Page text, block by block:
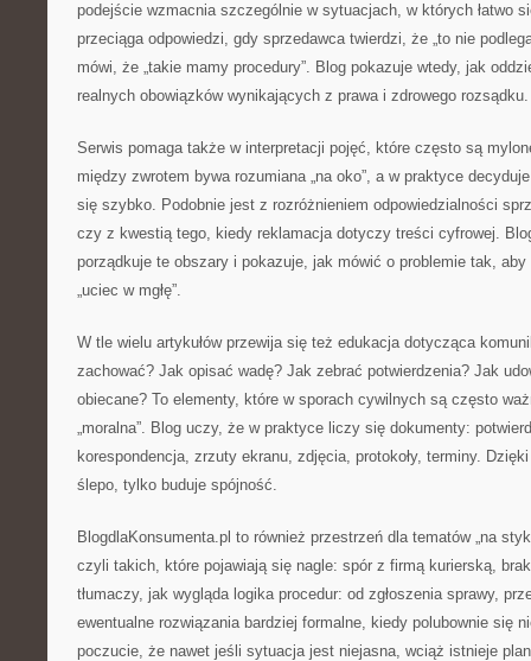
podejście wzmacnia szczególnie w sytuacjach, w których łatwo
przeciąga odpowiedzi, gdy sprzedawca twierdzi, że „to nie
mówi, że „takie mamy procedury”. Blog pokazuje wtedy, jak
realnych obowiązków wynikających z prawa i zdrowego rozsądku.
Serwis pomaga także w interpretacji pojęć, które często są
między zwrotem bywa rozumiana „na oko”, a w praktyce
się szybko. Podobnie jest z rozróżnieniem odpowiedzialności
czy z kwestią tego, kiedy reklamacja dotyczy treści cyfrowej.
porządkuje te obszary i pokazuje, jak mówić o problemie tak, aby
„uciec w mgłę”.
W tle wielu artykułów przewija się też edukacja dotycząca
zachować? Jak opisać wadę? Jak zebrać potwierdzenia? Jak
obiecane? To elementy, które w sporach cywilnych są często
„moralna”. Blog uczy, że w praktyce liczy się dokumenty:
korespondencja, zrzuty ekranu, zdjęcia, protokoły, terminy.
ślepo, tylko buduje spójność.
BlogdlaKonsumenta.pl to również przestrzeń dla tematów „na
czyli takich, które pojawiają się nagle: spór z firmą kurierską,
tłumaczy, jak wygląda logika procedur: od zgłoszenia sprawy,
ewentualne rozwiązania bardziej formalne, kiedy polubownie się
poczucie, że nawet jeśli sytuacja jest niejasna, wciąż istnieje